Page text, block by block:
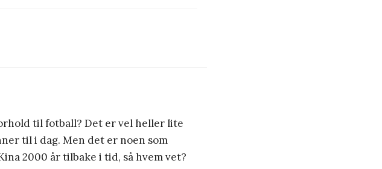
til fotball? Det er vel heller lite
til i dag. Men det er noen som
2000 år tilbake i tid, så hvem vet?